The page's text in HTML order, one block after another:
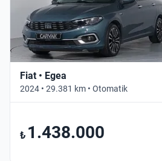
Fiat • Egea
2024 • 29.381 km • Otomatik
₺ 1.438.000